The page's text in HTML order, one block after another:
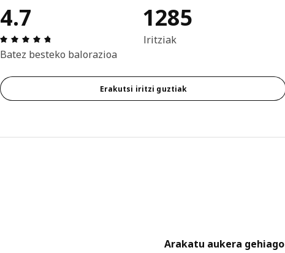
4.7
Aipamena: 4.7 / 5 izar. Berrikuspen osoak: 1285
Batez besteko balorazioa
1285
Iritziak
Erakutsi iritzi guztiak
Arakatu aukera gehiago